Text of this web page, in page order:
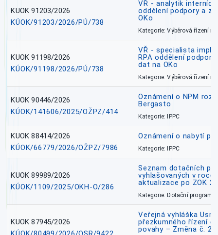
KUOK 91203/2026
KÚOK/91203/2026/PÚ/738
VŘ - analytik
oddělení podpory a
OKo
Kategorie: Výběrová řízení
KUOK 91198/2026
KÚOK/91198/2026/PÚ/738
VŘ - specialista
RPA oddělení
dat na OKo
Kategorie: Výběrová řízení
KUOK 90446/2026
KÚOK/141606/2025/OŽPZ/414
Oznámení o NPM
Bergasto
Kategorie: IPPC
KUOK 88414/2026
KÚOK/66779/2026/OŽPZ/7986
Oznámení o nabytí
Kategorie: IPPC
KUOK 89989/2026
KÚOK/1109/2025/OKH-O/286
Seznam dotačních
vyhlašovaných v roce
aktualizace po ZOK
Kategorie: Dotační
KUOK 87945/2026
Veřejná vyhláška
přezkumného řízení
povahy – Změna č. 2